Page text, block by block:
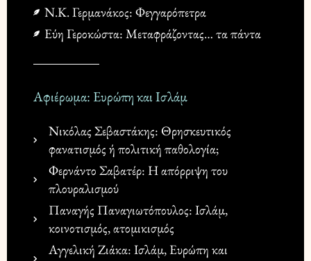
Ν.Κ. Γερμανάκος: Φεγγαρόπετρα
Εύη Γεροκώστα: Μεταφράζοντας… τα πάντα
Αφιέρωμα: Ευρώπη και Ισλάμ
Νικόλας Σεβαστάκης: Θρησκευτικός
φανατισμός ή πολιτική παθολογία;
Φερνάντο Σαβατέρ: Η απόρριψη του
πλουραλισμού
Παναγής Παναγιωτόπουλος: Ισλάμ,
κοινοτισμός, ατομικισμός
Αγγελική Ζιάκα: Ισλάμ, Ευρώπη και